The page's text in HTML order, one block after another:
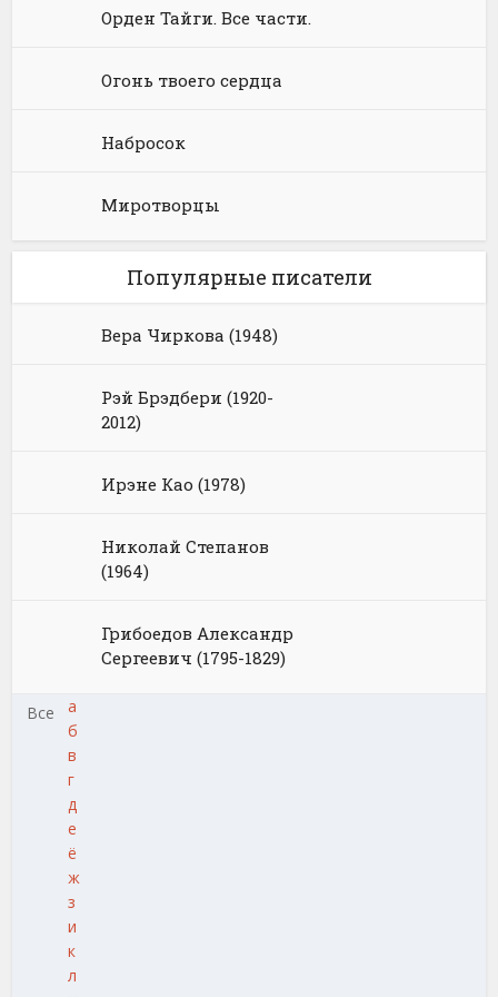
Орден Тайги. Все части.
Огонь твоего сердца
Набросок
Миротворцы
Популярные писатели
Вера Чиркова (1948)
Рэй Брэдбери (1920-
2012)
Ирэне Као (1978)
Николай Степанов
(1964)
Грибоедов Александр
Сергеевич (1795-1829)
Все
а
б
в
г
д
е
ё
ж
з
и
к
л